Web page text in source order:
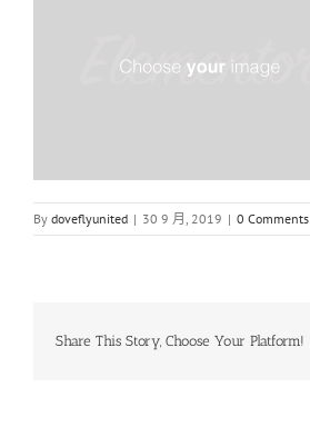
By doveflyunited | 30 9 月, 2019 | 0 Comments
Share This Story, Choose Your Platform!